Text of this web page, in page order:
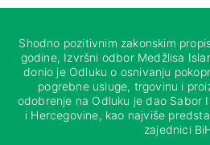
Shodno pozitivnim zakonskim
godine, Izvršni odbor Medžlisa
donio je Odluku o osnivanju
pogrebne usluge, trgovinu i
odobrenje na Odluku je dao Sabor
i Hercegovine, kao najviše
zajednici